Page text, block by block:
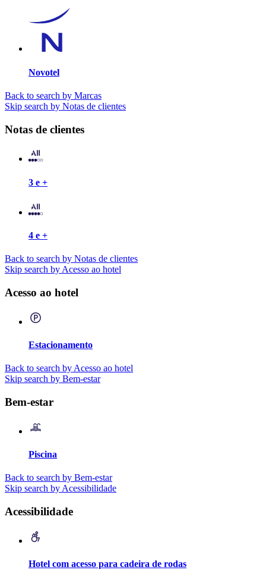
Novotel
Back to search by Marcas
Skip search by Notas de clientes
Notas de clientes
3 e +
4 e +
Back to search by Notas de clientes
Skip search by Acesso ao hotel
Acesso ao hotel
Estacionamento
Back to search by Acesso ao hotel
Skip search by Bem-estar
Bem-estar
Piscina
Back to search by Bem-estar
Skip search by Acessibilidade
Acessibilidade
Hotel com acesso para cadeira de rodas